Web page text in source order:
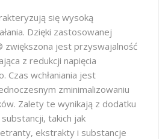
się wysoką
Dzięki zastosowanej
zwiększona jest przyswajalność
z redukcji napięcia
Czas wchłaniania jest
zminimalizowaniu
Zalety te wynikają z dodatku
takich jak
ekstrakty i substancje